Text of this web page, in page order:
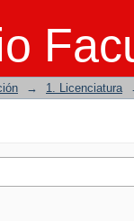
→ 1. Licenciatura